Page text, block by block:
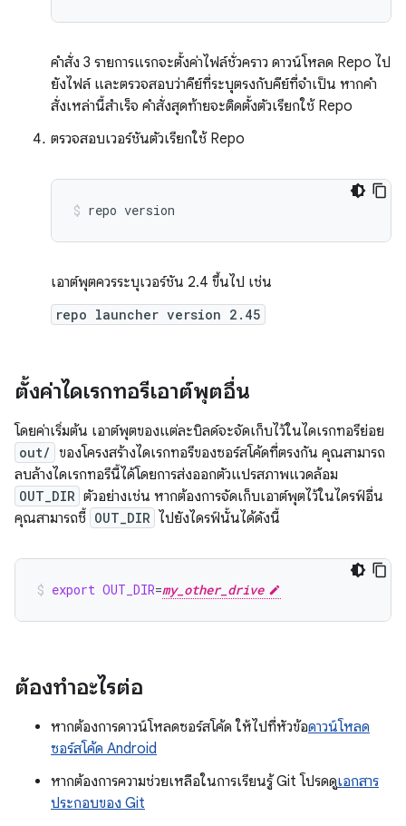
คำสั่ง 3 รายการแรกจะตั้งค่าไฟล์ชั่วคราว ดาวน์โหลด Repo ไป
ยังไฟล์ และตรวจสอบว่าคีย์ที่ระบุตรงกับคีย์ที่จำเป็น หากคำ
สั่งเหล่านี้สำเร็จ คำสั่งสุดท้ายจะติดตั้งตัวเรียกใช้ Repo
ตรวจสอบเวอร์ชันตัวเรียกใช้ Repo
repo version
เอาต์พุตควรระบุเวอร์ชัน 2.4 ขึ้นไป เช่น
repo launcher version 2.45
ตั้งค่าไดเรกทอรีเอาต์พุตอื่น
โดยค่าเริ่มต้น เอาต์พุตของแต่ละบิลด์จะจัดเก็บไว้ในไดเรกทอรีย่อย
out/ ของโครงสร้างไดเรกทอรีของซอร์สโค้ดที่ตรงกัน คุณสามารถ
ลบล้างไดเรกทอรีนี้ได้โดยการส่งออกตัวแปรสภาพแวดล้อม
OUT_DIR ตัวอย่างเช่น หากต้องการจัดเก็บเอาต์พุตไว้ในไดรฟ์อื่น
คุณสามารถชี้ OUT_DIR ไปยังไดรฟ์นั้นได้ดังนี้
export OUT_DIR=my_other_drive
ต้องทำอะไรต่อ
หากต้องการดาวน์โหลดซอร์สโค้ด ให้ไปที่หัวข้อดาวน์โหลด
ซอร์สโค้ด Android
หากต้องการความช่วยเหลือในการเรียนรู้ Git โปรดดูเอกสาร
ประกอบของ Git